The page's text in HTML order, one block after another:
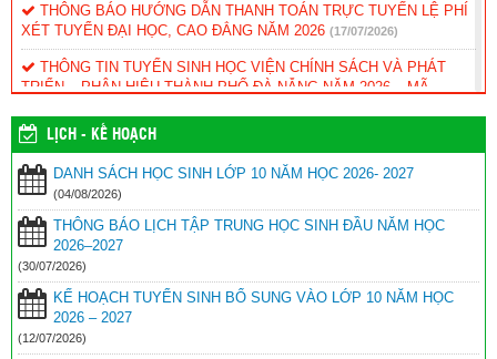
THÔNG BÁO HƯỚNG DẪN THANH TOÁN TRỰC TUYẾN LỆ PHÍ
XÉT TUYỂN ĐẠI HỌC, CAO ĐẲNG NĂM 2026 (17/07/2026)
THÔNG TIN TUYỂN SINH HỌC VIỆN CHÍNH SÁCH VÀ PHÁT
TRIỂN – PHÂN HIỆU THÀNH PHỐ ĐÀ NẴNG NĂM 2026 – MÃ
KẾ HOẠCH TUYỂN SINH BỔ SUNG VÀO LỚP 10 NĂM HỌC 2026
– 2027
(12/07/2026)
Kế hoạch xét thăng hạng chức danh nghề nghiệp viên chức năm
2026 – Sở GD&ĐT
(09/07/2026)
THÔNG BÁO DÀNH CHO HỌC SINH TRÚNG TUYỂN VÀO LỚP
10 NĂM HỌC 2026–2027
LỊCH - KẾ HOẠCH
DANH SÁCH HỌC SINH LỚP 10 NĂM HỌC 2026- 2027
(04/08/2026)
THÔNG BÁO LỊCH TẬP TRUNG HỌC SINH ĐẦU NĂM HỌC
2026–2027
(30/07/2026)
KẾ HOẠCH TUYỂN SINH BỔ SUNG VÀO LỚP 10 NĂM HỌC
2026 – 2027
(12/07/2026)